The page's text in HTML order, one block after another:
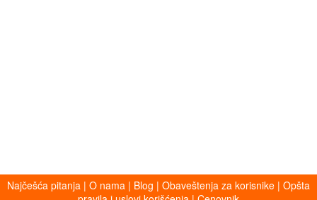
Najčešća pitanja | O nama | Blog | Obaveštenja za korisnike | Opšta